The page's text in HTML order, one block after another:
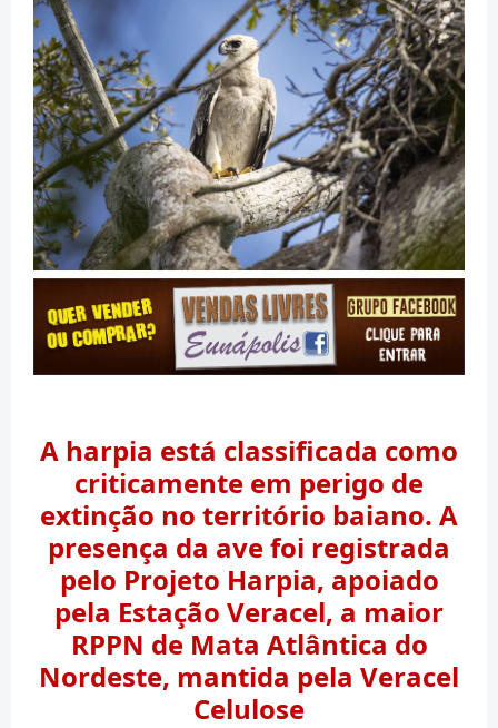
A harpia está classificada como
criticamente em perigo de
extinção no território baiano. A
presença da ave foi registrada
pelo Projeto Harpia, apoiado
pela Estação Veracel, a maior
RPPN de Mata Atlântica do
Nordeste, mantida pela Veracel
Celulose